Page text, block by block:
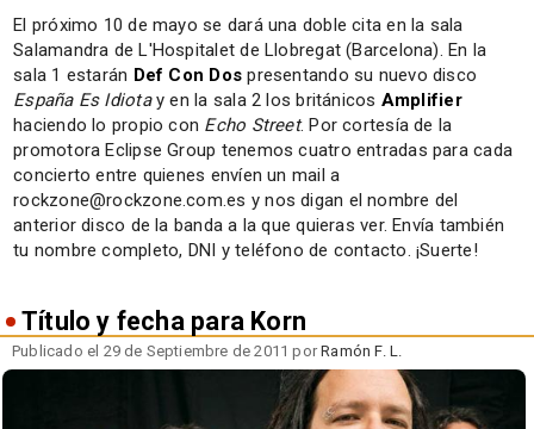
El próximo 10 de mayo se dará una doble cita en la sala
Salamandra de L'Hospitalet de Llobregat (Barcelona). En la
sala 1 estarán Def Con Dos presentando su nuevo disco
España Es Idiotay en la sala 2 los británicos Amplifier
haciendo lo propio con Echo Street. Por cortesía de la
promotora Eclipse Group tenemos cuatro entradas para cada
concierto entre quienes envíen un mail a
rockzone@rockzone.com.es y nos digan el nombre del
anterior disco de la banda a la que quieras ver. Envía también
tu nombre completo, DNI y teléfono de contacto. ¡Suerte!
Título y fecha para Korn
Publicado el 29 de Septiembre de 2011 porRamón F. L.